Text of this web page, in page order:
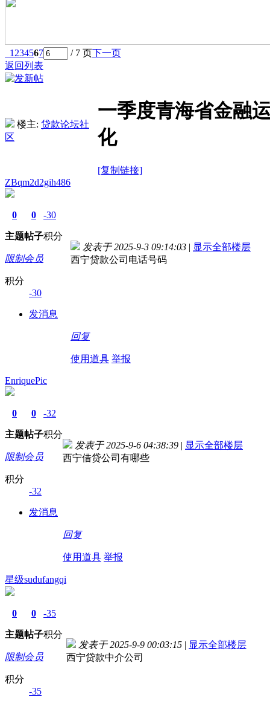
1 234567 / 7 页下一页
返回列表
楼主: 贷款论坛社
区
一季度青海省金融
化
[复制链接]
ZBqm2d2gih486
0
主题
0
帖子
-30
积分
限制会员
积分
-30
发消息
发表于 2025-9-3 09:14:03 | 显示全部楼层
西宁贷款公司电话号码
回复
使用道具 举报
EnriquePic
0
主题
0
帖子
-32
积分
限制会员
积分
-32
发消息
发表于 2025-9-6 04:38:39 | 显示全部楼层
西宁借贷公司有哪些
回复
使用道具 举报
星级sudufangqi
0
主题
0
帖子
-35
积分
限制会员
积分
-35
发表于 2025-9-9 00:03:15 | 显示全部楼层
西宁贷款中介公司